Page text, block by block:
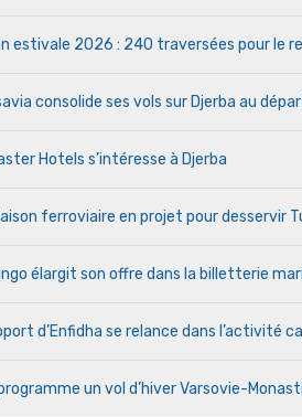
estivale 2026 : 240 traversées pour le
consolide ses vols sur Djerba au
Hotels s’intéresse à Djerba
ferroviaire en projet pour desservir
élargit son offre dans la billetterie
d’Enfidha se relance dans l’activité
un vol d’hiver Varsovie-